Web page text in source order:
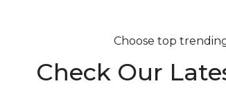
Футболки
Юбки
Choose top
Check Our